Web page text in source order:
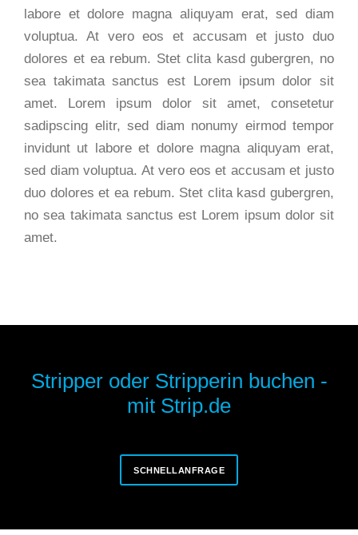
labore et dolore magna aliquyam erat, sed diam
voluptua. At vero eos et accusam et justo duo
dolores et ea rebum. Stet clita kasd gubergren, no
sea takimata sanctus est Lorem ipsum dolor sit
amet. Lorem ipsum dolor sit amet, consetetur
sadipscing elitr, sed diam nonumy eirmod tempor
invidunt ut labore et dolore magna aliquyam erat,
sed diam voluptua. At vero eos et accusam et justo
duo dolores et ea rebum. Stet clita kasd gubergren,
no sea takimata sanctus est Lorem ipsum dolor sit
amet.
Stripper oder Stripperin buchen -
mit Strip.de
SCHNELLANFRAGE